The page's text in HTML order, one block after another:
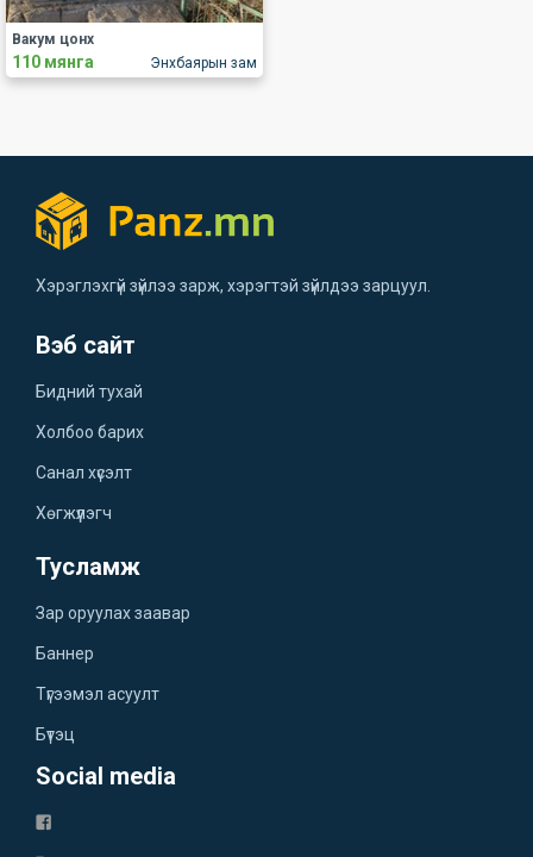
Энхбаярын зам
Вакум цонх
110 мянга
Хэрэглэхгүй зүйлээ зарж, хэрэгтэй зүйлдээ зарцуул.
Вэб сайт
Бидний тухай
Холбоо барих
Санал хүсэлт
Хөгжүүлэгч
Тусламж
Зар оруулах заавар
Баннер
Түгээмэл асуулт
Бүтэц
Social media